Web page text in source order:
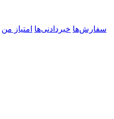
سفارش‌ها خبردادنی‌ها امتیاز من